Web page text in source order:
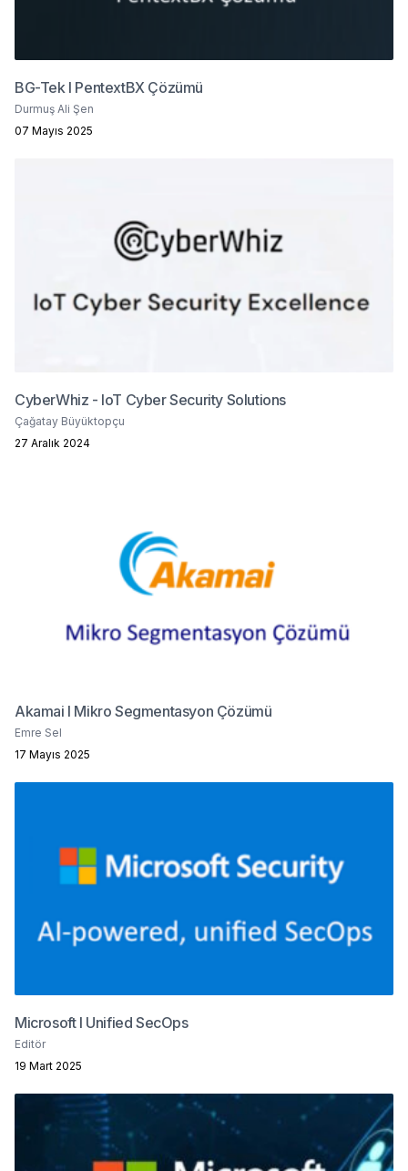
BG-Tek I PentextBX Çözümü
Durmuş Ali Şen
07 Mayıs 2025
CyberWhiz - IoT Cyber Security Solutions
Çağatay Büyüktopçu
27 Aralık 2024
Akamai I Mikro Segmentasyon Çözümü
Emre Sel
17 Mayıs 2025
Microsoft I Unified SecOps
Editör
19 Mart 2025